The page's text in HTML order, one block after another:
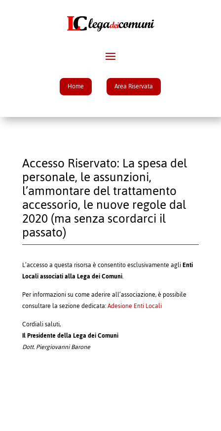
Home Area Riservata
Accesso Riservato: La spesa del
personale, le assunzioni,
l’ammontare del trattamento
accessorio, le nuove regole dal
2020 (ma senza scordarci il
passato)
L’accesso a questa risorsa è consentito esclusivamente agliEnti
Locali associati alla Lega dei Comuni.
Per informazioni su come aderire all’associazione, è possibile
consultare la sezione dedicata:Adesione Enti Locali
Cordiali saluti,
Il Presidente della Lega dei Comuni
Dott. Piergiovanni Barone